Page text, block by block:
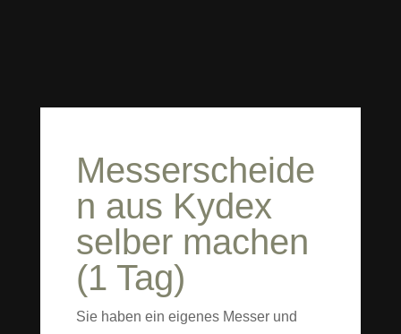
Messerscheide
n aus Kydex
selber machen
(1 Tag)
Sie haben ein eigenes Messer und